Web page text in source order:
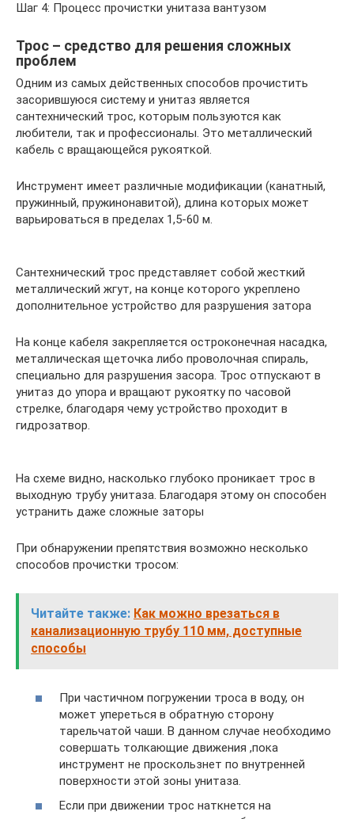
Шаг 4: Процесс прочистки унитаза вантузом
Трос – средство для решения сложных
проблем
Одним из самых действенных способов прочистить
засорившуюся систему и унитаз является
сантехнический трос, которым пользуются как
любители, так и профессионалы. Это металлический
кабель с вращающейся рукояткой.
Инструмент имеет различные модификации (канатный,
пружинный, пружинонавитой), длина которых может
варьироваться в пределах 1,5-60 м.
Сантехнический трос представляет собой жесткий
металлический жгут, на конце которого укреплено
дополнительное устройство для разрушения затора
На конце кабеля закрепляется остроконечная насадка,
металлическая щеточка либо проволочная спираль,
специально для разрушения засора. Трос отпускают в
унитаз до упора и вращают рукоятку по часовой
стрелке, благодаря чему устройство проходит в
гидрозатвор.
На схеме видно, насколько глубоко проникает трос в
выходную трубу унитаза. Благодаря этому он способен
устранить даже сложные заторы
При обнаружении препятствия возможно несколько
способов прочистки тросом:
Читайте также: Как можно врезаться в
канализационную трубу 110 мм, доступные
способы
При частичном погружении троса в воду, он
может упереться в обратную сторону
тарельчатой чаши. В данном случае необходимо
совершать толкающие движения ,пока
инструмент не проскользнет по внутренней
поверхности этой зоны унитаза.
Если при движении трос наткнется на